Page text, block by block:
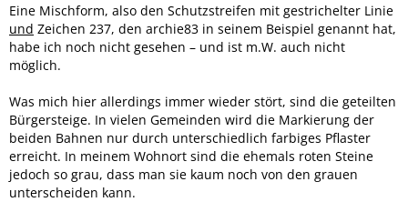
Eine Mischform, also den Schutzstreifen mit gestrichelter Linie
und Zeichen 237, den archie83 in seinem Beispiel genannt hat,
habe ich noch nicht gesehen – und ist m.W. auch nicht
möglich.
Was mich hier allerdings immer wieder stört, sind die geteilten
Bürgersteige. In vielen Gemeinden wird die Markierung der
beiden Bahnen nur durch unterschiedlich farbiges Pflaster
erreicht. In meinem Wohnort sind die ehemals roten Steine
jedoch so grau, dass man sie kaum noch von den grauen
unterscheiden kann.